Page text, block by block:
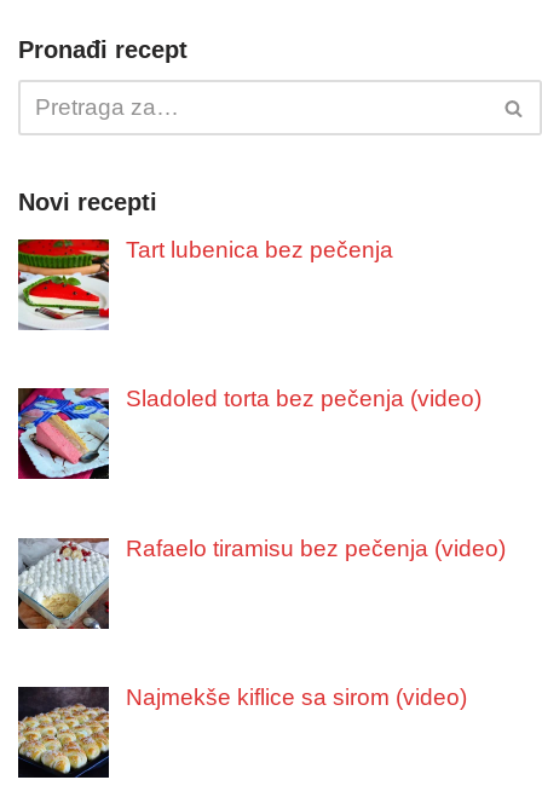
Pronađi recept
Novi recepti
Tart lubenica bez pečenja
Sladoled torta bez pečenja (video)
Rafaelo tiramisu bez pečenja (video)
Najmekše kiflice sa sirom (video)